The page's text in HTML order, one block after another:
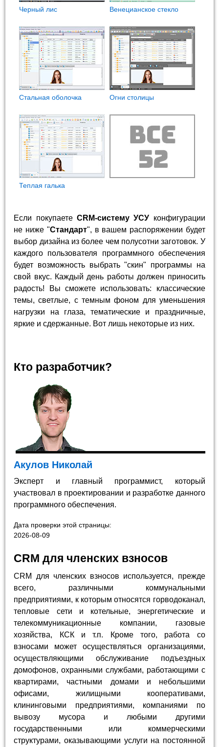
Черный лис Венецианское стекло
Стальная оболочка Огни столицы
Теплая галька
Если покупаете CRM-систему УСУ конфигурации
не ниже "Стандарт", в вашем распоряжении будет
выбор дизайна из более чем полусотни заготовок. У
каждого пользователя программного обеспечения
будет возможность выбрать "скин" программы на
свой вкус. Каждый день работы должен приносить
радость! Вы сможете использовать: классические
темы, светлые, с темным фоном для уменьшения
нагрузки на глаза, тематические и праздничные,
яркие и сдержанные. Вот лишь некоторые из них.
Кто разработчик?
Акулов Николай
Эксперт и главный программист, который
участвовал в проектировании и разработке данного
программного обеспечения.
Дата проверки этой страницы:
2026-08-09
CRM для членских взносов
CRM для членских взносов используется, прежде
всего, различными коммунальными
предприятиями, к которым относятся горводоканал,
тепловые сети и котельные, энергетические и
телекоммуникационные компании, газовые
хозяйства, КСК и т.п. Кроме того, работа со
взносами может осуществляться организациями,
осуществляющими обслуживание подъездных
домофонов, охранными службами, работающими с
квартирами, частными домами и небольшими
офисами, жилищными кооперативами,
клининговыми предприятиями, компаниями по
вывозу мусора и любыми другими
государственными или коммерческими
структурами, оказывающими услуги на постоянной